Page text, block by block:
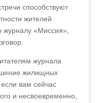
способствуют
жителей
журналу «Миссия»,
журнала
жилищных
вам сейчас
и несвоевременно,